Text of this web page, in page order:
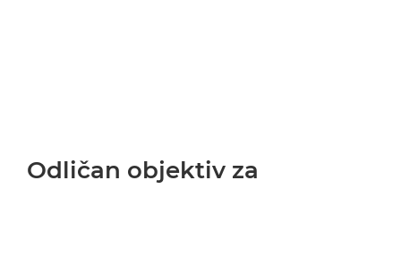
Odličan objektiv za